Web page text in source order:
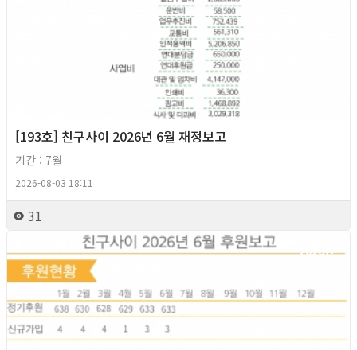
[193호] 친구사이 2026년 6월 재정보고
기간 : 7월
2026-08-03 18:11
31
2026년